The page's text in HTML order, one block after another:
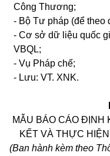
Công Thương;
- Bộ Tư pháp (để theo
- Cơ sở dữ liệu quốc
VBQL;
- Vụ Pháp chế;
- Lưu: VT. XNK.
MẪU BÁO CÁO ĐỊNH
KẾT VÀ THỰC
(Ban hành kèm theo